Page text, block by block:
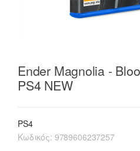
Ender Magnolia -
PS4 NEW
PS4
Κωδικός: 9789606237257